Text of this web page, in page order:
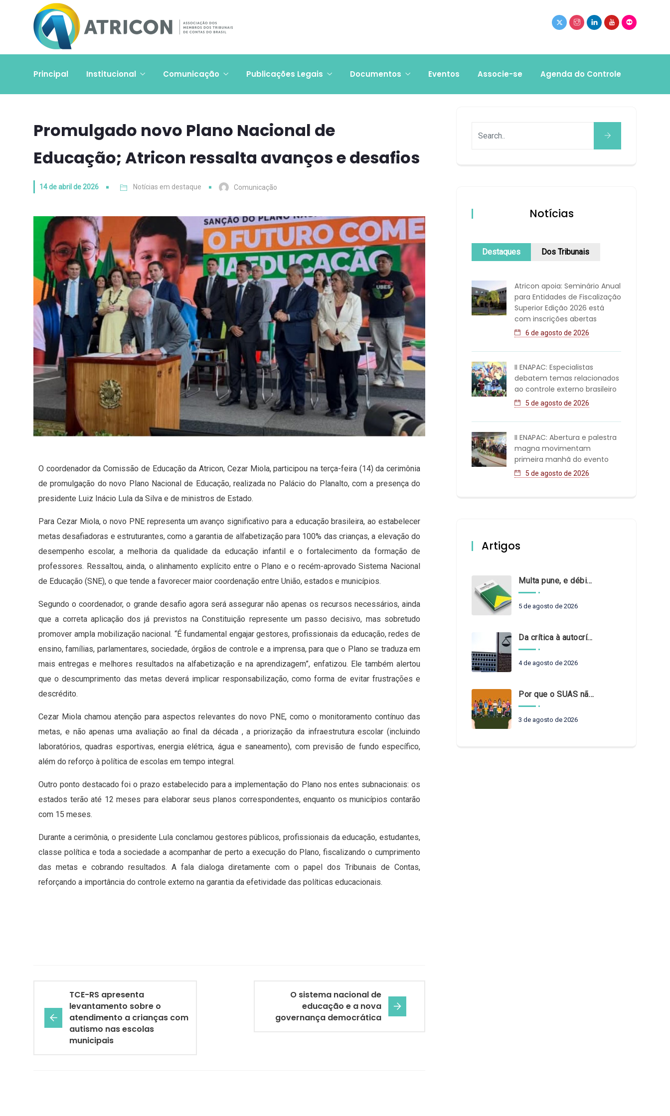
Principal Institucional Comunicação Publicações Legais Documentos Eventos Associe-se Agenda do Controle
Promulgado novo Plano Nacional de
Educação; Atricon ressalta avanços e desafios
14 de abril de 2026 Notícias em destaque Comunicação
O coordenador da Comissão de Educação da Atricon, Cezar Miola, participou na terça-feira (14) da cerimônia
de promulgação do novo Plano Nacional de Educação, realizada no Palácio do Planalto, com a presença do
presidente Luiz Inácio Lula da Silva e de ministros de Estado.
Para Cezar Miola, o novo PNE representa um avanço significativo para a educação brasileira, ao estabelecer
metas desafiadoras e estruturantes, como a garantia de alfabetização para 100% das crianças, a elevação do
desempenho escolar, a melhoria da qualidade da educação infantil e o fortalecimento da formação de
professores. Ressaltou, ainda, o alinhamento explícito entre o Plano e o recém-aprovado Sistema Nacional
de Educação (SNE), o que tende a favorecer maior coordenação entre União, estados e municípios.
Segundo o coordenador, o grande desafio agora será assegurar não apenas os recursos necessários, ainda
que a correta aplicação dos já previstos na Constituição represente um passo decisivo, mas sobretudo
promover ampla mobilização nacional. “É fundamental engajar gestores, profissionais da educação, redes de
ensino, famílias, parlamentares, sociedade, órgãos de controle e a imprensa, para que o Plano se traduza em
mais entregas e melhores resultados na alfabetização e na aprendizagem”, enfatizou. Ele também alertou
que o descumprimento das metas deverá implicar responsabilização, como forma de evitar frustrações e
descrédito.
Cezar Miola chamou atenção para aspectos relevantes do novo PNE, como o monitoramento contínuo das
metas, e não apenas uma avaliação ao final da década , a priorização da infraestrutura escolar (incluindo
laboratórios, quadras esportivas, energia elétrica, água e saneamento), com previsão de fundo específico,
além do reforço à política de escolas em tempo integral.
Outro ponto destacado foi o prazo estabelecido para a implementação do Plano nos entes subnacionais: os
estados terão até 12 meses para elaborar seus planos correspondentes, enquanto os municípios contarão
com 15 meses.
Durante a cerimônia, o presidente Lula conclamou gestores públicos, profissionais da educação, estudantes,
classe política e toda a sociedade a acompanhar de perto a execução do Plano, fiscalizando o cumprimento
das metas e cobrando resultados. A fala dialoga diretamente com o papel dos Tribunais de Contas,
reforçando a importância do controle externo na garantia da efetividade das políticas educacionais.
TCE-RS apresenta
levantamento sobre o
atendimento a crianças com
autismo nas escolas
municipais
O sistema nacional de
educação e a nova
governança democrática
Notícias
Destaques Dos Tribunais
Atricon apoia: Seminário Anual
para Entidades de Fiscalização
Superior Edição 2026 está
com inscrições abertas
6 de agosto de 2026
II ENAPAC: Especialistas
debatem temas relacionados
ao controle externo brasileiro
5 de agosto de 2026
II ENAPAC: Abertura e palestra
magna movimentam
primeira manhã do evento
5 de agosto de 2026
Artigos
Multa pune, e débito recompõe. § 3º do art. 71 da Constituição: um problema de legística formal
5 de agosto de 2026
Da crítica à autocrítica: Tribunais de Contas sob um novo olhar?
4 de agosto de 2026
Por que o SUAS não pode esperar?
3 de agosto de 2026